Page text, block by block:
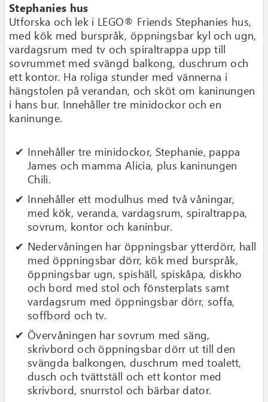
Stephanies hus
Utforska och lek i LEGO® Friends Stephanies hus,
med kök med burspråk, öppningsbar kyl och ugn,
vardagsrum med tv och spiraltrappa upp till
sovrummet med svängd balkong, duschrum och
ett kontor. Ha roliga stunder med vännerna i
hängstolen på verandan, och sköt om kaninungen
i hans bur. Innehåller tre minidockor och en
kaninunge.
Innehåller tre minidockor, Stephanie, pappa
James och mamma Alicia, plus kaninungen
Chili.
Innehåller ett modulhus med två våningar,
med kök, veranda, vardagsrum, spiraltrappa,
sovrum, kontor och kaninbur.
Nedervåningen har öppningsbar ytterdörr, hall
med öppningsbar dörr, kök med burspråk,
öppningsbar ugn, spishäll, spiskåpa, diskho
och bord med stol och fönsterplats samt
vardagsrum med öppningsbar dörr, soffa,
soffbord och tv.
Övervåningen har sovrum med säng,
skrivbord och öppningsbar dörr ut till den
svängda balkongen, duschrum med toalett,
dusch och tvättställ och ett kontor med
skrivbord, snurrstol och bärbar dator.